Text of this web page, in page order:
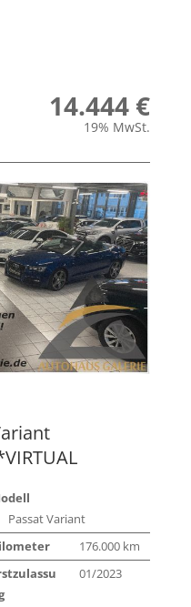
14.444 €
19% MwSt.
Passat Variant
176.000 km
01/2023